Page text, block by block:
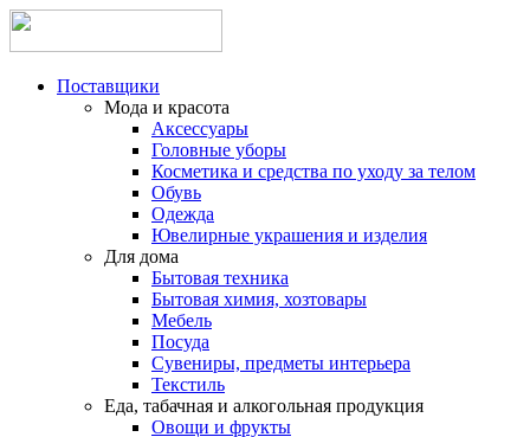
Поставщики
Мода и красота
Аксессуары
Головные уборы
Косметика и средства по уходу за телом
Обувь
Одежда
Ювелирные украшения и изделия
Для дома
Бытовая техника
Бытовая химия, хозтовары
Мебель
Посуда
Сувениры, предметы интерьера
Текстиль
Еда, табачная и алкогольная продукция
Овощи и фрукты